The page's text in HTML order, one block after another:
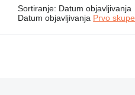
Sortiranje: Datum objavljivanja
Datum objavljivanja Prvo skupe